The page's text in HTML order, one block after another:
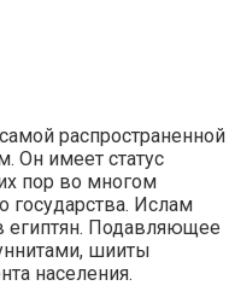
распространенной
Он имеет статус
пор во многом
государства. Ислам
египтян. Подавляющее
шииты
населения.